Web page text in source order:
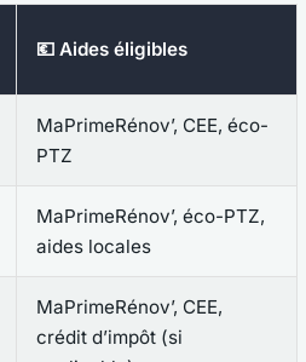
💶 Aides éligibles
MaPrimeRénov’, CEE, éco-
PTZ
MaPrimeRénov’, éco-PTZ,
aides locales
MaPrimeRénov’, CEE,
crédit d’impôt (si